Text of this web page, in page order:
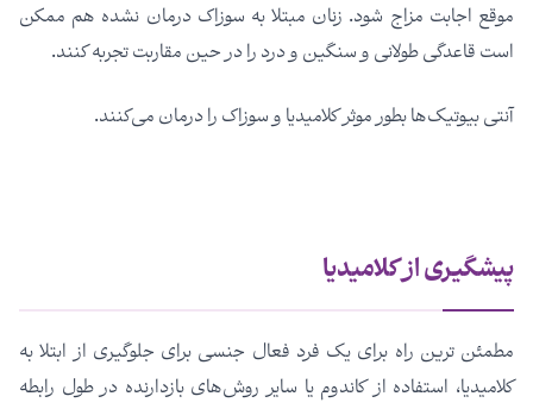
موقع اجابت مزاج شود. زنان مبتلا به سوزاک درمان نشده هم ممکن
است قاعدگی طولانی و سنگین و درد را در حین مقاربت تجربه کنند.
آنتی بیوتیک‌ها بطور موثر کلامیدیا و سوزاک را درمان می‌کنند.
پیشگیری از کلامیدیا
مطمئن ترین راه برای یک فرد فعال جنسی برای جلوگیری از ابتلا به
کلامیدیا، استفاده از کاندوم یا سایر روش‌های بازدارنده در طول رابطه